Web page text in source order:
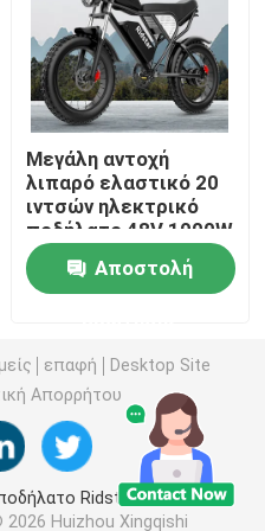
με πλήρη ανάρτηση
ποδηλάτου βουνών
δρόμου
γυναίκες
άνδρες
Μεγάλη αντοχή
λιπαρό ελαστικό 20
ιντσών ηλεκτρικό
ποδήλατο 48V 1000W
χιονισμένο
ηλεκτρικό ποδήλατο
Αποστολή
επαφή
Desktop Site
Απορρήτου
RidstarΚίνα
Huizhou Xingqishi